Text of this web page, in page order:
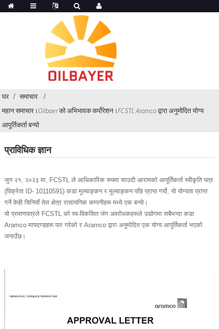
घर
समाचार
महान समाचार।Oilbaer को अभिभावक कर्पोरेशन।FCSTL Aramco द्वारा अनुमोदित योग्य
आपूर्तिकर्ता बन्यो
प्राविधिक ज्ञान
जुन २१, २०२३ मा, FCSTL ले आधिकारिक रूपमा साउदी आरामको आपूर्तिकर्ता स्वीकृति पत्र
(विक्रेता ID- 10110591) कडा मूल्याङ्कन र मूल्याङ्कन पछि प्राप्त गर्यो, यो योग्यता प्राप्त
गर्ने केही चिनियाँ तेल क्षेत्र रासायनिक कम्पनीहरू मध्ये एक बन्यो।
यो प्रमाणपत्रले FCSTL को स्व-विकसित जंग अवरोधकहरूले उद्योगमा सबैभन्दा कडा
Aramco मापदण्डहरू पार गरेको र Aramco द्वारा अनुमोदित एक योग्य आपूर्तिकर्ता भएको
जनाउँछ।